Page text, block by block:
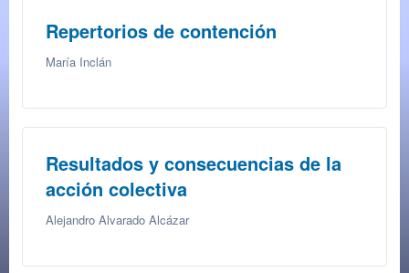
Repertorios de contención
María Inclán
Resultados y consecuencias de la
acción colectiva
Alejandro Alvarado Alcázar